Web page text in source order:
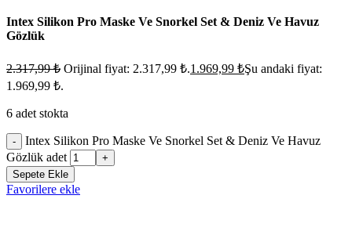
Intex Silikon Pro Maske Ve Snorkel Set & Deniz Ve Havuz
Gözlük
2.317,99₺ Orijinal fiyat: 2.317,99 ₺.1.969,99 ₺Şu andaki fiyat:
1.969,99 ₺.
6 adet stokta
-
Intex Silikon Pro Maske Ve Snorkel Set & Deniz Ve Havuz
Gözlük adet
+
Sepete Ekle
Favorilere ekle